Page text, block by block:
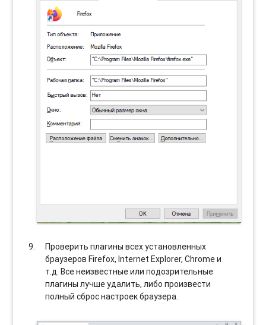
Проверить плагины всех установленных
браузеров Firefox, Internet Explorer, Chrome и
т.д. Все неизвестные или подозрительные
плагины лучше удалить, либо произвести
полный сброс настроек браузера.